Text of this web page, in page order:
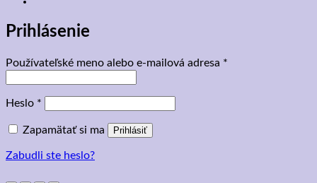
Prihlásenie
Používateľské meno alebo e-mailová adresa *
Heslo *
Zapamätať si ma Prihlásiť
Zabudli ste heslo?